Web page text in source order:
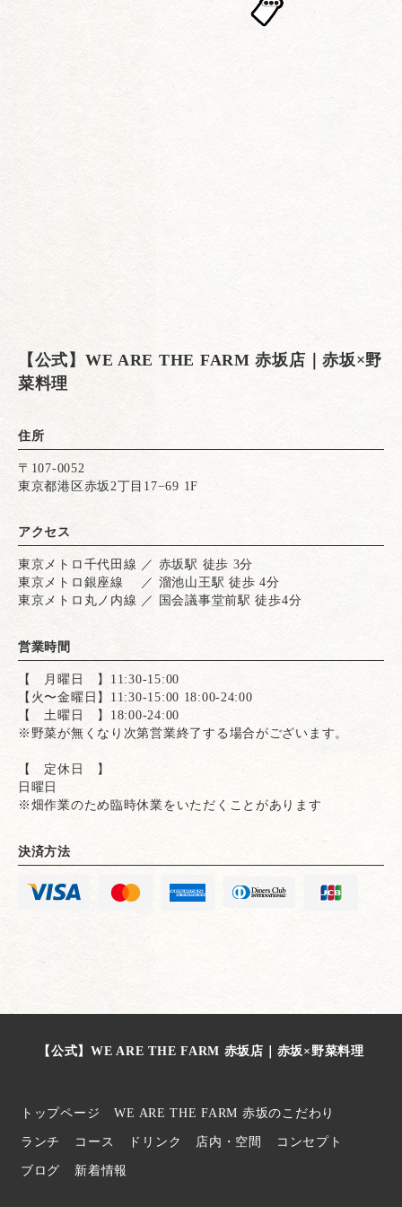
【公式】WE ARE THE FARM 赤坂店｜赤坂×野
菜料理
住所
〒107-0052
東京都港区赤坂2丁目17−69 1F
アクセス
東京メトロ千代田線 ／ 赤坂駅 徒歩 3分
東京メトロ銀座線 ／ 溜池山王駅 徒歩 4分
東京メトロ丸ノ内線 ／ 国会議事堂前駅 徒歩4分
営業時間
【 月曜日 】11:30-15:00
【火〜金曜日】11:30-15:00 18:00-24:00
【 土曜日 】18:00-24:00
※野菜が無くなり次第営業終了する場合がございます。
【 定休日 】
日曜日
※畑作業のため臨時休業をいただくことがあります
決済方法
【公式】WE ARE THE FARM 赤坂店｜赤坂×野菜料理
トップページ WE ARE THE FARM 赤坂のこだわり
ランチ コース ドリンク 店内・空間 コンセプト
ブログ 新着情報